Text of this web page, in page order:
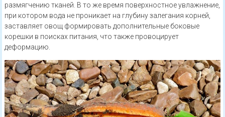
размягчению тканей. В то же время поверхностное увлажнение,
при котором вода не проникает на глубину залегания корней,
заставляет овощ формировать дополнительные боковые
корешки в поисках питания, что также провоцирует
деформацию.